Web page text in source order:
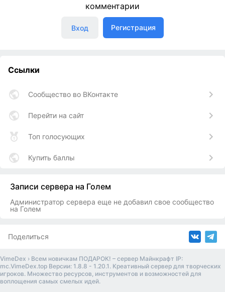
комментарии
Вход Регистрация
Ссылки
Сообщество во ВКонтакте
Перейти на сайт
Топ голосующих
Купить баллы
Записи сервера на Голем
Администратор сервера еще не добавил свое сообщество
на Голем
Поделиться
VimeDex › Всем новичкам ПОДАРОК! – сервер Майнкрафт IP:
mc.VimeDex.top Версии: 1.8.8 - 1.20.1. Креативный сервер для творческих
игроков. Множество ресурсов, инструментов и возможностей для
воплощения самых смелых идей.